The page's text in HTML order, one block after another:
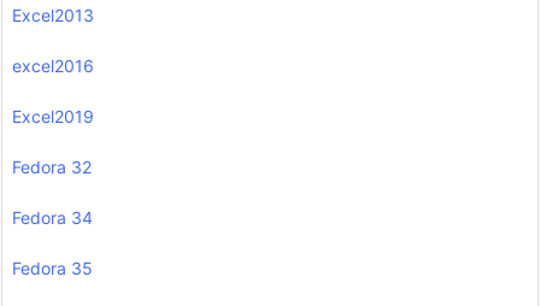
Excel2013
excel2016
Excel2019
Fedora 32
Fedora 34
Fedora 35